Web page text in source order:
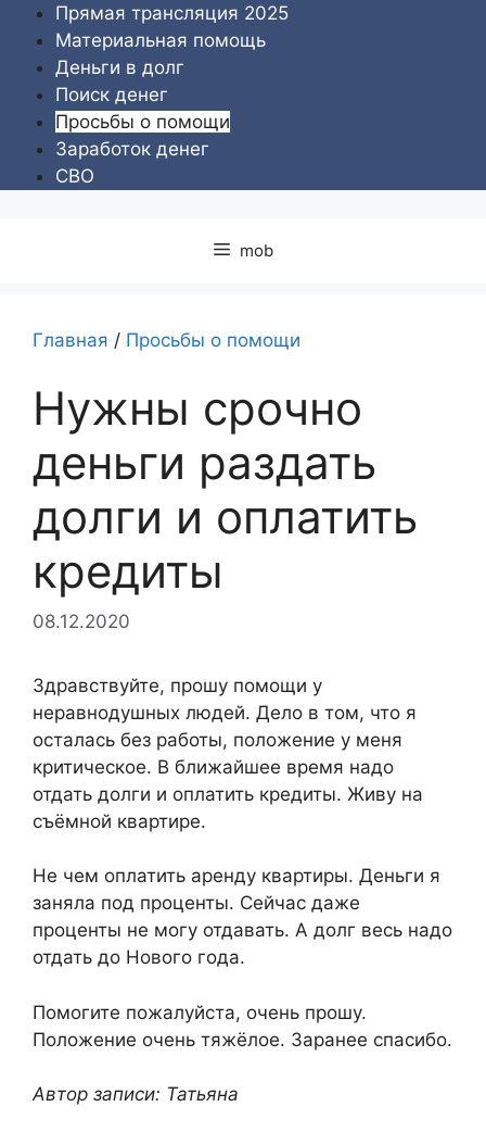
Перейти
содержимому
Прямая трансляция 2025
Материальная помощь
Деньги в долг
Поиск денег
Просьбы о помощи
Заработок денег
СВО
mob
Главная / Просьбы о помощи
Нужны срочно
деньги раздать
долги и оплатить
кредиты
08.12.2020
Здравствуйте, прошу помощи у
неравнодушных людей. Дело в том, что я
осталась без работы, положение у меня
критическое. В ближайшее время надо
отдать долги и оплатить кредиты. Живу на
съёмной квартире.
Не чем оплатить аренду квартиры. Деньги я
заняла под проценты. Сейчас даже
проценты не могу отдавать. А долг весь надо
отдать до Нового года.
Помогите пожалуйста, очень прошу.
Положение очень тяжёлое. Заранее спасибо.
Автор записи: Татьяна